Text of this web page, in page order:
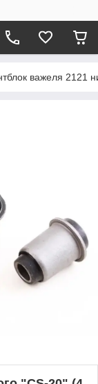
важеля 2121